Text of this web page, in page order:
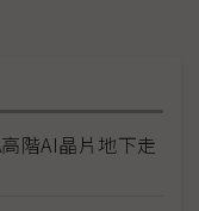
階AI晶片地下走